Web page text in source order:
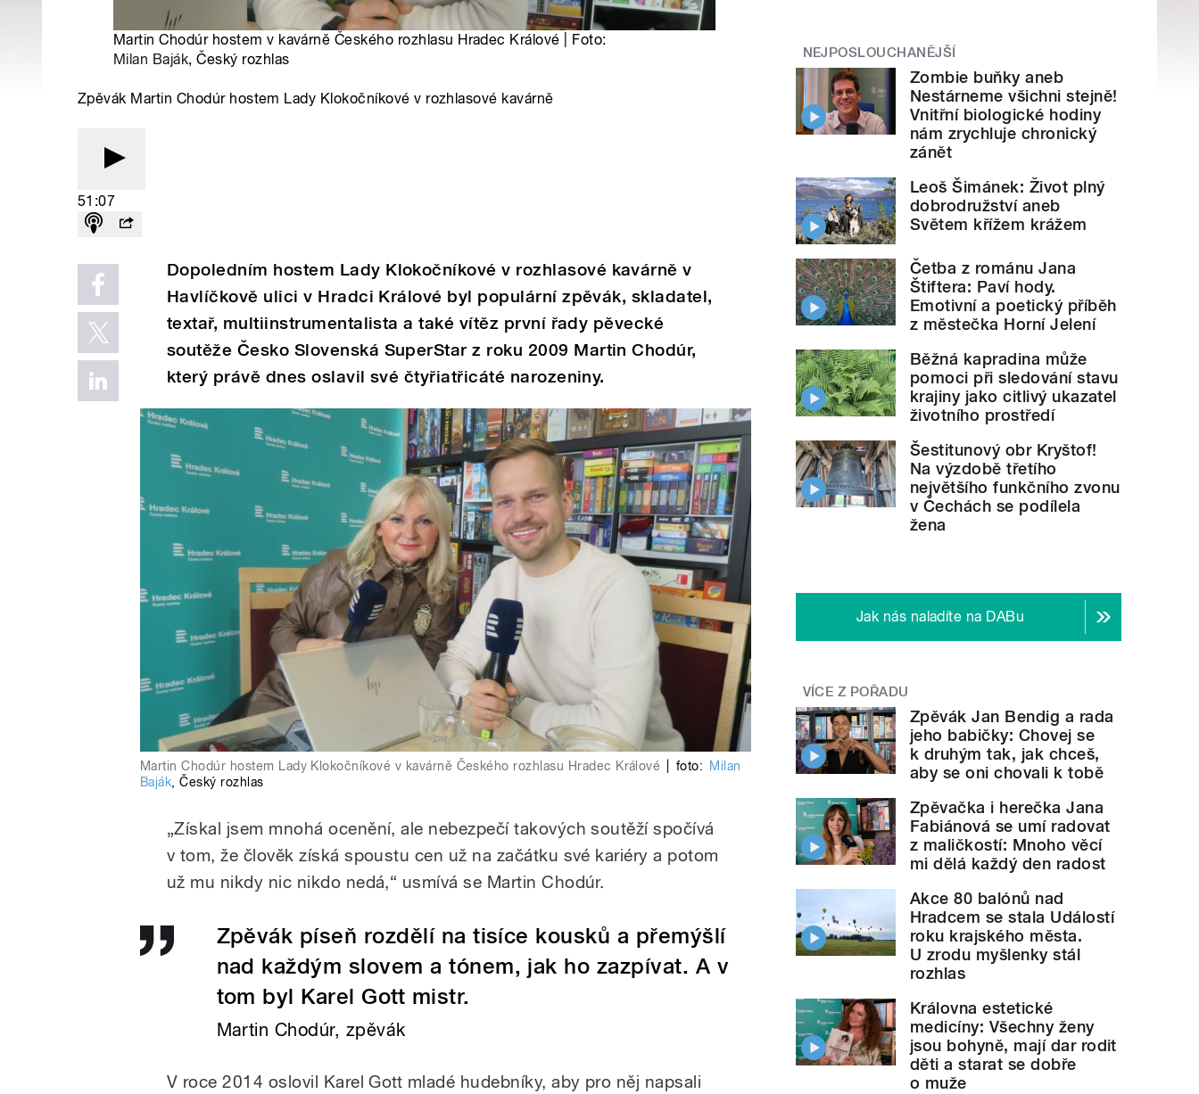
Martin Chodúr hostem v kavárně Českého rozhlasu Hradec Králové | Foto:
Milan Baják, Český rozhlas
Zpěvák Martin Chodúr hostem Lady Klokočníkové v rozhlasové kavárně
51:07
Dopoledním hostem Lady Klokočníkové v rozhlasové kavárně v
Havlíčkově ulici v Hradci Králové byl populární zpěvák, skladatel,
textař, multiinstrumentalista a také vítěz první řady pěvecké
soutěže Česko Slovenská SuperStar z roku 2009 Martin Chodúr,
který právě dnes oslavil své čtyřiatřicáté narozeniny.
Martin Chodúr hostem Lady Klokočníkové v kavárně Českého rozhlasu Hradec Králové foto:
Milan
Baják,Český rozhlas
„Získal jsem mnohá ocenění, ale nebezpečí takových soutěží spočívá
v tom, že člověk získá spoustu cen už na začátku své kariéry a potom
už mu nikdy nic nikdo nedá,“ usmívá se Martin Chodúr.
Zpěvák píseň rozdělí na tisíce kousků a přemýšlí
nad každým slovem a tónem, jak ho zazpívat. A v
tom byl Karel Gott mistr.
Martin Chodúr, zpěvák
V roce 2014 oslovil Karel Gott mladé hudebníky, aby pro něj napsali
NEJPOSLOUCHANĚJŠÍ
Zombie buňky aneb
Nestárneme všichni stejně!
Vnitřní biologické hodiny
nám zrychluje chronický
zánět
Leoš Šimánek: Život plný
dobrodružství aneb
Světem křížem krážem
Četba z románu Jana
Štiftera: Paví hody.
Emotivní a poetický příběh
z městečka Horní Jelení
Běžná kapradina může
pomoci při sledování stavu
krajiny jako citlivý ukazatel
životního prostředí
Šestitunový obr Kryštof!
Na výzdobě třetího
největšího funkčního zvonu
v Čechách se podílela
žena
Jak nás naladíte na DABu
VÍCE Z POŘADU
Zpěvák Jan Bendig a rada
jeho babičky: Chovej se
k druhým tak, jak chceš,
aby se oni chovali k tobě
Zpěvačka i herečka Jana
Fabiánová se umí radovat
z maličkostí: Mnoho věcí
mi dělá každý den radost
Akce 80 balónů nad
Hradcem se stala Událostí
roku krajského města.
U zrodu myšlenky stál
rozhlas
Královna estetické
medicíny: Všechny ženy
jsou bohyně, mají dar rodit
děti a starat se dobře
o muže